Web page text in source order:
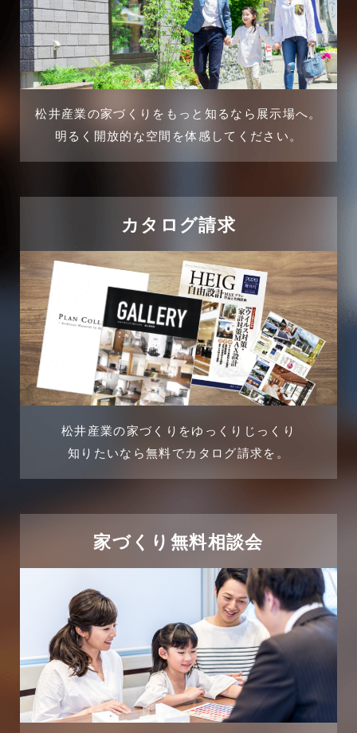
不動産の基礎知識に関するよくある質問
介護施設経営活用事例
企業誘致事例
住宅に関するよくある質問
商品情報
土地に関するよくある質問
土地活用事例
売買物件
太陽光発電活用事例
市民リフォームサービス
店舗・テナント施工事例
戸建賃貸住宅活用事例
2025年1月
2024年12月
2024年11月
2024年9月
2024年7月
2024年6月
2024年5月
2024年4月
2024年2月
2023年12月
2023年11月
2023年10月
2023年9月
松井産業の家づくりをもっと知るなら展示場へ。
明るく開放的な空間を体感してください。
カタログ請求
松井産業の家づくりをゆっくりじっくり
知りたいなら無料でカタログ請求を。
家づくり無料相談会